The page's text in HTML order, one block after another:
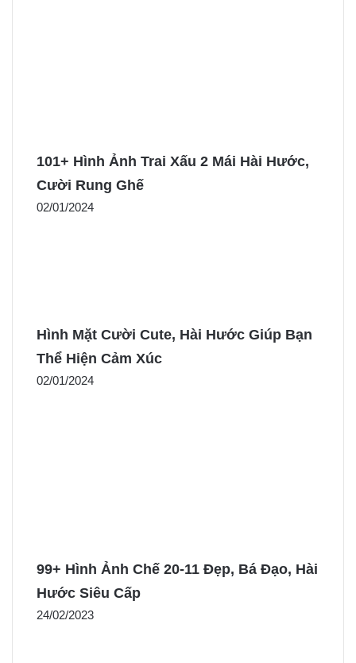
101+ Hình Ảnh Trai Xấu 2 Mái Hài Hước,
Cười Rung Ghế
02/01/2024
Hình Mặt Cười Cute, Hài Hước Giúp Bạn
Thể Hiện Cảm Xúc
02/01/2024
99+ Hình Ảnh Chế 20-11 Đẹp, Bá Đạo, Hài
Hước Siêu Cấp
24/02/2023